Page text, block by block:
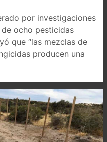
por investigaciones
ocho pesticidas
que “las mezclas de
producen una